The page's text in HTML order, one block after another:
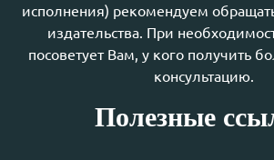
исполнения) рекомендуем
издательства. При
посоветует Вам, у кого получить
консультацию.
Полезные